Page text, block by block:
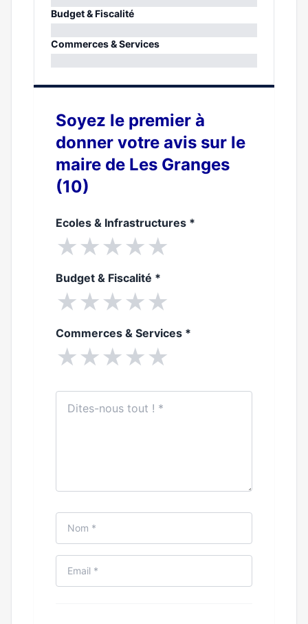
0%
Budget & Fiscalité
0%
Commerces & Services
Soyez le premier à
donner votre avis sur le
maire de Les Granges
(10)
Ecoles & Infrastructures *
★★★★★
Budget & Fiscalité *
★★★★★
Commerces & Services *
★★★★★